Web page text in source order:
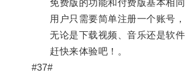
免费版的功能和付费版基本相同
用户只需要简单注册一个账号，
无论是下载视频、音乐还是软件
赶快来体验吧！。
#37#